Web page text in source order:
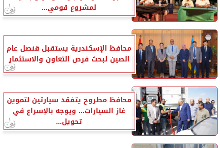
لمشروع قومي...
محافظ الإسكندرية يستقبل قنصل عام
الصين لبحث فرص التعاون والاستثمار
محافظ مطروح يتفقد سيارتين لتموين
غاز السيارات... ويوجه بالإسراع في
تحويل...